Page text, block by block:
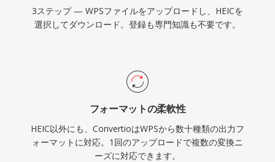
3ステップ — WPSファイルをアップロードし、HEICを
選択してダウンロード。登録も専門知識も不要です。
フォーマットの柔軟性
HEIC以外にも、ConvertioはWPSから数十種類の出力フ
ォーマットに対応。1回のアップロードで複数の変換ニ
ーズに対応できます。